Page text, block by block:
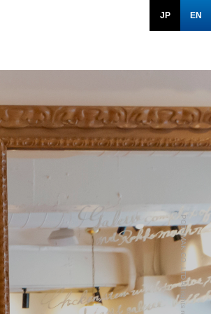
JP EN
POTOMAK CO.,LTD All rights reserved.